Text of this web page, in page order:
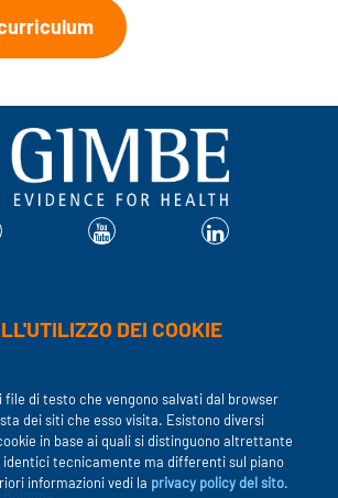
DEI COOKIE
file di testo che vengono salvati dal browser
dei siti che esso visita. Esistono diversi
in base ai quali si distinguono altrettante
tecnicamente ma differenti sul piano
informazioni vedi la privacy policy del sito.